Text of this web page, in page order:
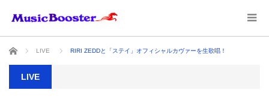
ホーム LIVE RIRI ZEDDと「ステイ」オフィシャルカヴァーを生歌唱！
LIVE